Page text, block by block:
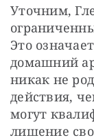
Уточним,
Это
домашний
никак не
действия,
могут
лишение